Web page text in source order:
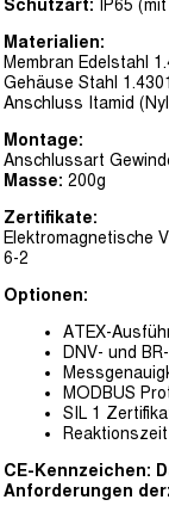
Schutzart: IP65
Materialien:
Membran Edelstahl
Gehäuse Stahl
Anschluss Itamid
Montage:
Anschlussart
Masse: 200g
Zertifikate:
Elektromagnetische
6-2
Optionen:
ATEX-
DNV- und
MODBUS
SIL 1
CE-Kennzeichen:
Anforderungen